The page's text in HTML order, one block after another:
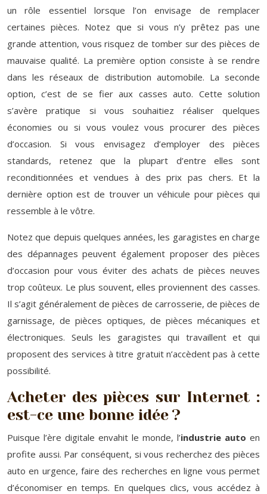
un rôle essentiel lorsque l’on envisage de remplacer
certaines pièces. Notez que si vous n’y prêtez pas une
grande attention, vous risquez de tomber sur des pièces de
mauvaise qualité. La première option consiste à se rendre
dans les réseaux de distribution automobile. La seconde
option, c’est de se fier aux casses auto. Cette solution
s’avère pratique si vous souhaitiez réaliser quelques
économies ou si vous voulez vous procurer des pièces
d’occasion. Si vous envisagez d’employer des pièces
standards, retenez que la plupart d’entre elles sont
reconditionnées et vendues à des prix pas chers. Et la
dernière option est de trouver un véhicule pour pièces qui
ressemble à le vôtre.
Notez que depuis quelques années, les garagistes en charge
des dépannages peuvent également proposer des pièces
d’occasion pour vous éviter des achats de pièces neuves
trop coûteux. Le plus souvent, elles proviennent des casses.
Il s’agit généralement de pièces de carrosserie, de pièces de
garnissage, de pièces optiques, de pièces mécaniques et
électroniques. Seuls les garagistes qui travaillent et qui
proposent des services à titre gratuit n’accèdent pas à cette
possibilité.
Acheter des pièces sur Internet :
est-ce une bonne idée ?
Puisque l’ère digitale envahit le monde, l’industrie auto en
profite aussi. Par conséquent, si vous recherchez des pièces
auto en urgence, faire des recherches en ligne vous permet
d’économiser en temps. En quelques clics, vous accédez à